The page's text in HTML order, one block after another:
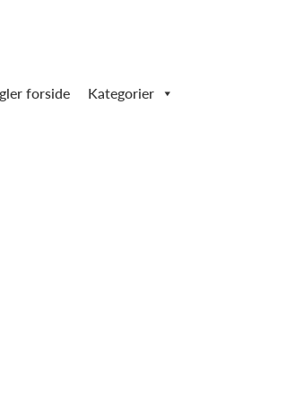
forside Kategorier